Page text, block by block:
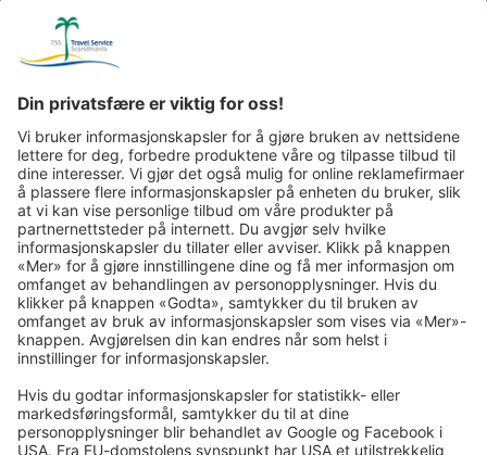
Reisebrev via nyhetsbrev på e -post:
I tiden som kommer sender vi deg gjerne våre flotteste turer